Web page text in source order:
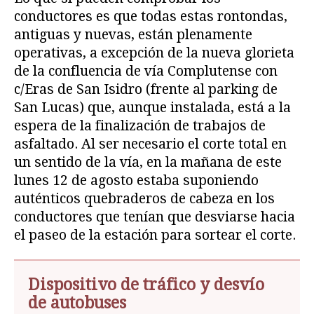
conductores es que todas estas rontondas,
antiguas y nuevas, están plenamente
operativas, a excepción de la nueva glorieta
de la confluencia de vía Complutense con
c/Eras de San Isidro (frente al parking de
San Lucas) que, aunque instalada, está a la
espera de la finalización de trabajos de
asfaltado. Al ser necesario el corte total en
un sentido de la vía, en la mañana de este
lunes 12 de agosto estaba suponiendo
auténticos quebraderos de cabeza en los
conductores que tenían que desviarse hacia
el paseo de la estación para sortear el corte.
Dispositivo de tráfico y desvío
de autobuses